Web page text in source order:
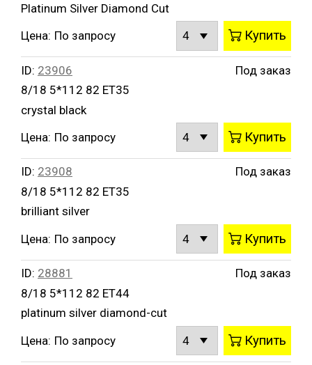
Platinum Silver Diamond Cut
Цена: По запросу Купить
ID: 23906
8/18 5*112 82 ET35
crystal black
Под заказ
Цена: По запросу Купить
ID: 23908
8/18 5*112 82 ET35
brilliant silver
Под заказ
Цена: По запросу Купить
ID: 28881
8/18 5*112 82 ET44
platinum silver diamond-cut
Под заказ
Цена: По запросу Купить